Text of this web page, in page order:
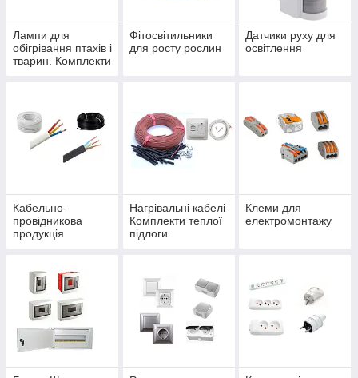
Лампи для
обігрівання птахів і
тварин. Комплекти
Фітосвітильники
для росту рослин
Датчики руху для
освітлення
Кабельно-
провідникова
продукція
Нагрівальні кабелі
Комплекти теплої
підлоги
Клеми для
електромонтажу